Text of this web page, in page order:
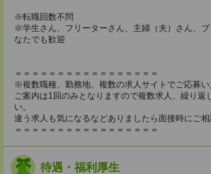
※転職回数不問
※学生さん、フリーターさん、主婦（夫）さん、
なたでも歓迎
＝＝＝＝＝＝＝＝＝＝＝＝＝＝＝＝＝
※複数職種、勤務地、複数の求人サイトでご応募
ご案内は1回のみとなりますので複数求人、繰り返
い。
違う求人も気になるなどありましたら面接時にご相
＝＝＝＝＝＝＝＝＝＝＝＝＝＝＝＝＝
待遇・福利厚生